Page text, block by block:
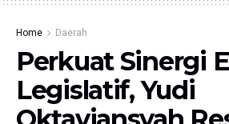
Home Daerah
Perkuat Sinergi
Legislatif, Yudi